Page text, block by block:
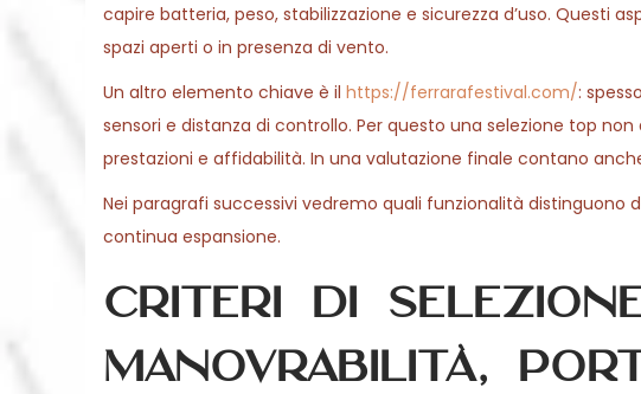
capire batteria, peso, stabilizzazione e sicurezza d’uso. Questi
spazi aperti o in presenza di vento.
Un altro elemento chiave è il https://ferrarafestival.com/:
sensori e distanza di controllo. Per questo una selezione top
prestazioni e affidabilità. In una valutazione finale contano
Nei paragrafi successivi vedremo quali funzionalità
continua espansione.
Criteri di
manovrabilità,